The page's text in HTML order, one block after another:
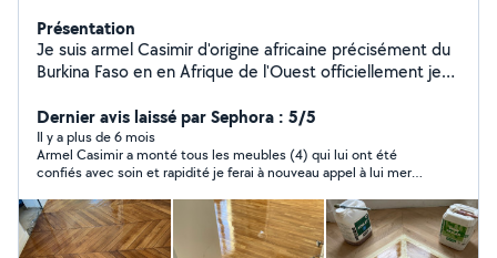
Présentation
Je suis armel Casimir d'origine africaine précisément du
Burkina Faso en en Afrique de l'Ouest officiellement je
Samsig je pose les anciens parquet massif je ponce l'es
parquet j'ai déjà tous mes outils de travail n'hésitez à me
contacter
Dernier avis laissé par Sephora : 5/5
Il y a plus de 6 mois
Armel Casimir a monté tous les meubles (4) qui lui ont été
confiés avec soin et rapidité je ferai à nouveau appel à lui merci